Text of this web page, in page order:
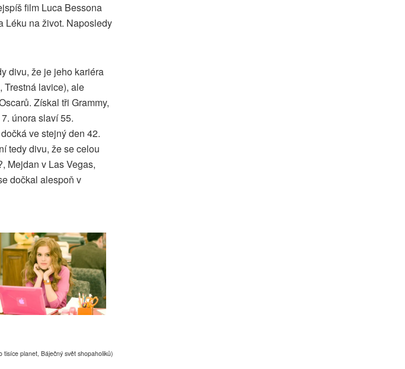
film Luca Bessona
Léku na život. Naposledy
divu, že je jeho kariéra
Trestná lavice), ale
Získal tři Grammy,
února slaví 55.
ve stejný den 42.
tedy divu, že se celou
Mejdan v Las Vegas,
dočkal alespoň v
planet, Báječný svět shopaholiků)